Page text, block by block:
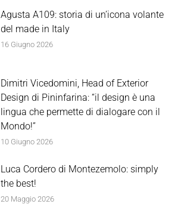
Agusta A109: storia di un’icona volante
del made in Italy
16 Giugno 2026
Dimitri Vicedomini, Head of Exterior
Design di Pininfarina: “il design è una
lingua che permette di dialogare con il
Mondo!”
10 Giugno 2026
Luca Cordero di Montezemolo: simply
the best!
20 Maggio 2026